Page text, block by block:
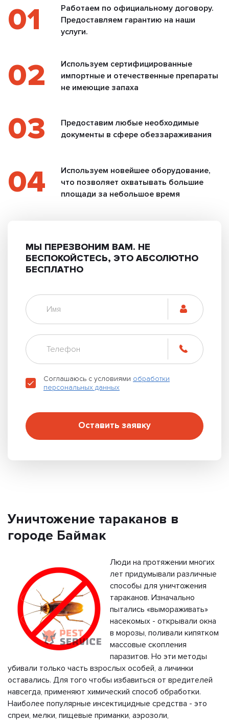
01
Работаем по официальному договору.
Предоставляем гарантию на наши
услуги.
02
Используем сертифицированные
импортные и отечественные препараты
не имеющие запаха
03
Предоставим любые необходимые
документы в сфере обеззараживания
04
Используем новейшее оборудование,
что позволяет охватывать большие
площади за небольшое время
МЫ ПЕРЕЗВОНИМ ВАМ. НЕ
БЕСПОКОЙСТЕСЬ, ЭТО АБСОЛЮТНО
БЕСПЛАТНО
Соглашаюсь с условиями обработки
персональных данных
Оставить заявку
Уничтожение тараканов в
городе Баймак
Люди на протяжении многих
лет придумывали различные
способы для уничтожения
тараканов. Изначально
пытались «вымораживать»
насекомых - открывали окна
в морозы, поливали кипятком
массовые скопления
паразитов. Но эти методы
убивали только часть взрослых особей, а личинки
оставались. Для того чтобы избавиться от вредителей
навсегда, применяют химический способ обработки.
Наиболее популярные инсектицидные средства - это
спреи, мелки, пищевые приманки, аэрозоли,